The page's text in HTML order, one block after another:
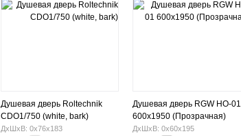
Душевая дверь Roltechnik
CDO1/750 (white, bark)
ДхШхВ: 0х76х183
Душевая дверь RGW HO-01
600x1950 (Прозрачная)
ДхШхВ: 0х60х195